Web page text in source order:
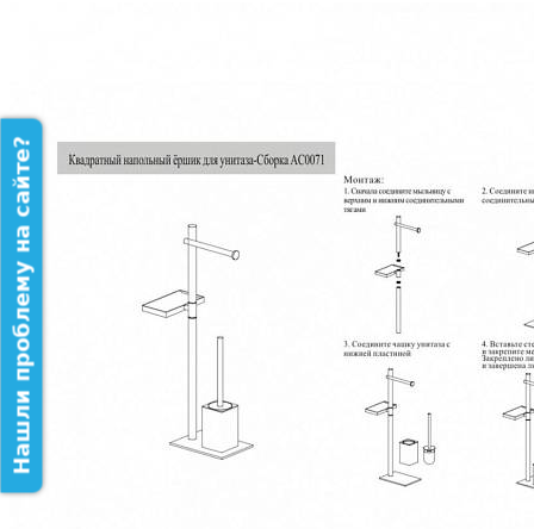
Нашли проблему на сайте?